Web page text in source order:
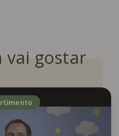
vai gostar